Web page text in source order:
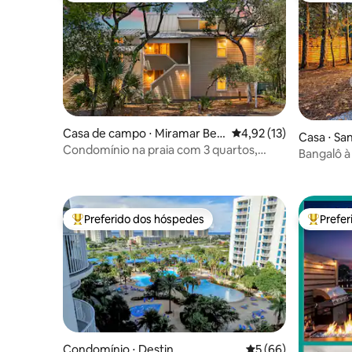
Casa de campo ⋅ Miramar Bea
ch
4,92 de uma avaliação
4,92 (13)
Condomínio na praia com 3 quartos,
Casa ⋅
Bangalô
Entre os melhores preferidos dos hóspedes
Preferido dos hóspedes Entre